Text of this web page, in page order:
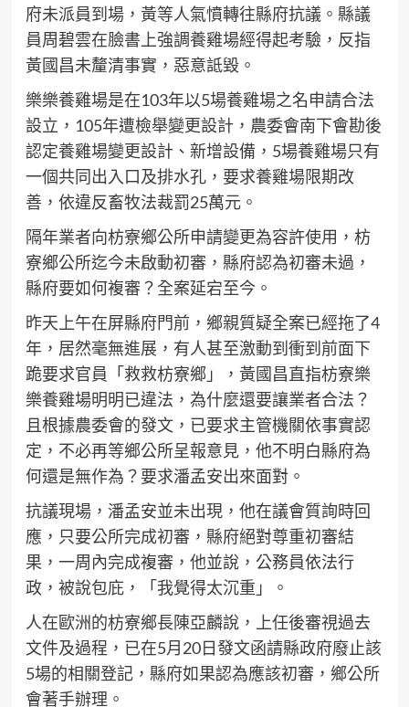
府未派員到場，黃等人氣憤轉往縣府抗議。縣議
員周碧雲在臉書上強調養雞場經得起考驗，反指
黃國昌未釐清事實，惡意詆毀。
樂樂養雞場是在103年以5場養雞場之名申請合法
設立，105年遭檢舉變更設計，農委會南下會勘後
認定養雞場變更設計、新增設備，5場養雞場只有
一個共同出入口及排水孔，要求養雞場限期改
善，依違反畜牧法裁罰25萬元。
隔年業者向枋寮鄉公所申請變更為容許使用，枋
寮鄉公所迄今未啟動初審，縣府認為初審未過，
縣府要如何複審？全案延宕至今。
昨天上午在屏縣府門前，鄉親質疑全案已經拖了4
年，居然毫無進展，有人甚至激動到衝到前面下
跪要求官員「救救枋寮鄉」，黃國昌直指枋寮樂
樂養雞場明明已違法，為什麼還要讓業者合法？
且根據農委會的發文，已要求主管機關依事實認
定，不必再等鄉公所呈報意見，他不明白縣府為
何還是無作為？要求潘孟安出來面對。
抗議現場，潘孟安並未出現，他在議會質詢時回
應，只要公所完成初審，縣府絕對尊重初審結
果，一周內完成複審，他並說，公務員依法行
政，被說包庇，「我覺得太沉重」。
人在歐洲的枋寮鄉長陳亞麟說，上任後審視過去
文件及過程，已在5月20日發文函請縣政府廢止該
5場的相關登記，縣府如果認為應該初審，鄉公所
會著手辦理。